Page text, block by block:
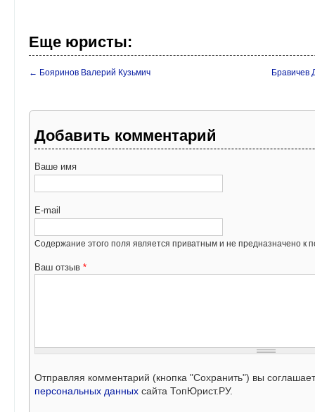
Еще юристы:
← Бояринов Валерий Кузьмич Бравичев
Добавить комментарий
Ваше имя
E-mail
Содержание этого поля является приватным и не предназначено к
Ваш отзыв *
Отправляя комментарий (кнопка "Сохранить") вы
персональных данных сайта ТопЮрист.РУ.